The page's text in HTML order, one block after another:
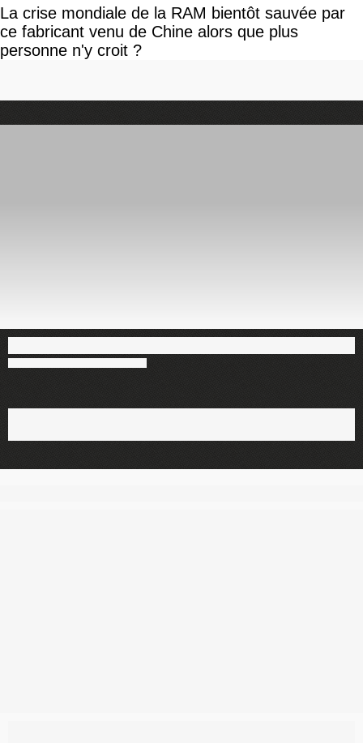
La crise mondiale de la RAM bientôt sauvée par
ce fabricant venu de Chine alors que plus
personne n'y croit ?